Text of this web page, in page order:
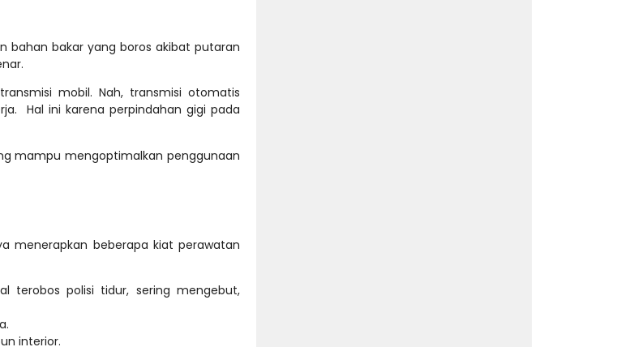
bahan bakar yang boros akibat putaran
mobil. Nah, transmisi otomatis
Hal ini karena perpindahan gigi pada
mampu mengoptimalkan penggunaan
menerapkan beberapa kiat perawatan
terobos polisi tidur, sering mengebut,
interior.